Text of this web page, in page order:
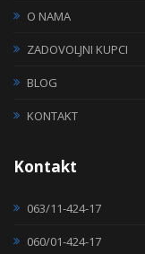
O NAMA
ZADOVOLJNI KUPCI
BLOG
KONTAKT
Kontakt
063/11-424-17
060/01-424-17